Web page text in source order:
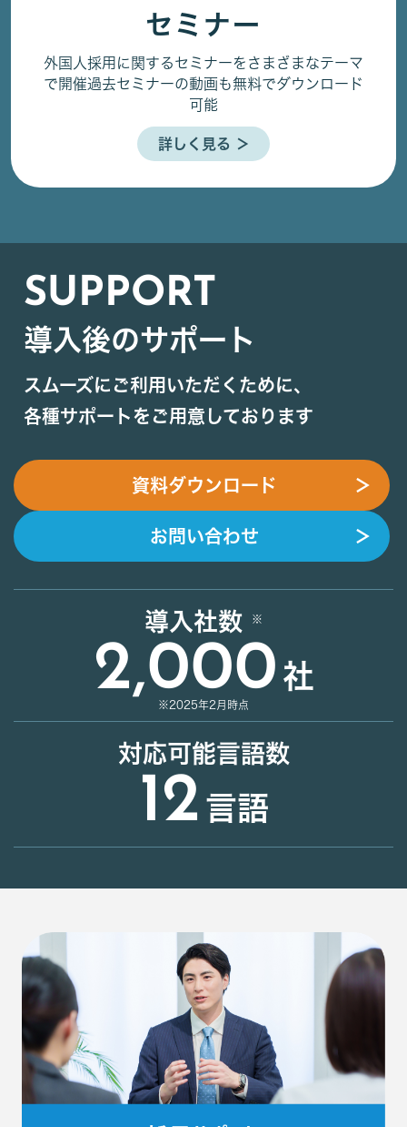
セミナー
外国人採用に関するセミナーをさまざまなテーマ
で開催過去セミナーの動画も無料でダウンロード
可能
詳しく見る ＞
SUPPORT
導入後のサポート
スムーズにご利用いただくために、
各種サポートをご用意しております
資料ダウンロード ＞
お問い合わせ ＞
導入社数
2,000 社
※2025年2月時点
対応可能言語数
12 言語